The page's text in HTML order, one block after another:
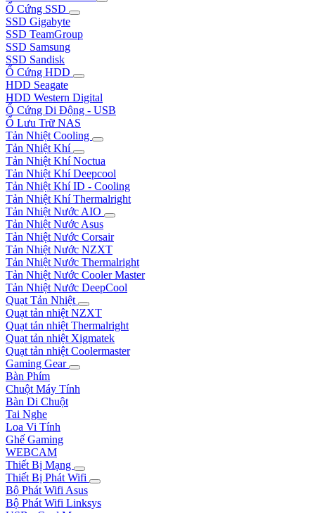
Ổ Cứng SSD
SSD Gigabyte
SSD TeamGroup
SSD Samsung
SSD Sandisk
Ổ Cứng HDD
HDD Seagate
HDD Western Digital
Ổ Cứng Di Động - USB
Ổ Lưu Trữ NAS
Tản Nhiệt Cooling
Tản Nhiệt Khí
Tản Nhiệt Khí Noctua
Tản Nhiệt Khí Deepcool
Tản Nhiệt Khí ID - Cooling
Tản Nhiệt Khí Thermalright
Tản Nhiệt Nước AIO
Tản Nhiệt Nước Asus
Tản Nhiệt Nước Corsair
Tản Nhiệt Nước NZXT
Tản Nhiệt Nước Thermalright
Tản Nhiệt Nước Cooler Master
Tản Nhiệt Nước DeepCool
Quạt Tản Nhiệt
Quạt tản nhiệt NZXT
Quạt tản nhiệt Thermalright
Quạt tản nhiệt Xigmatek
Quạt tản nhiệt Coolermaster
Gaming Gear
Bàn Phím
Chuột Máy Tính
Bàn Di Chuột
Tai Nghe
Loa Vi Tính
Ghế Gaming
WEBCAM
Thiết Bị Mạng
Thiết Bị Phát Wifi
Bộ Phát Wifi Asus
Bộ Phát Wifi Linksys